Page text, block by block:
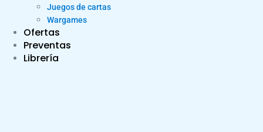
Juegos de cartas
Wargames
Ofertas
Preventas
Librería